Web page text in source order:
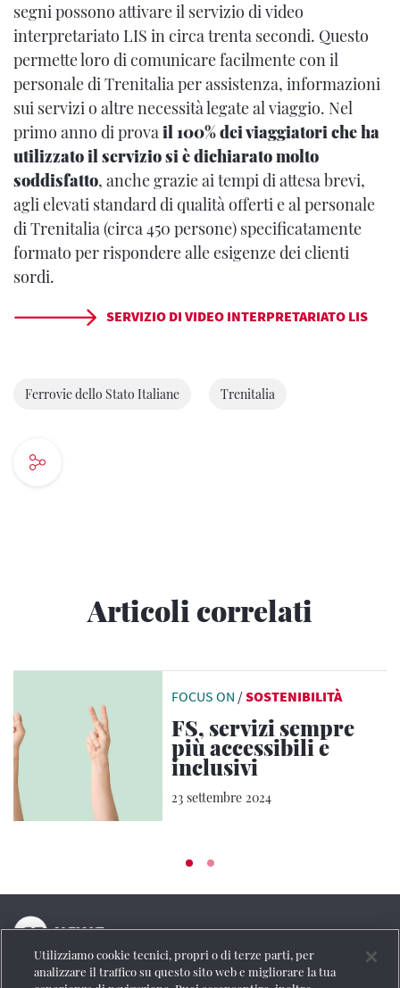
segni possono attivare il servizio di video
interpretariato LIS in circa trenta secondi. Questo
permette loro di comunicare facilmente con il
personale di Trenitalia per assistenza, informazioni
sui servizi o altre necessità legate al viaggio. Nel
primo anno di provail 100% dei viaggiatori che ha
utilizzato il servizio si è dichiarato molto
soddisfatto, anche grazie ai tempi di attesa brevi,
agli elevati standard di qualità offerti e al personale
di Trenitalia (circa 450 persone) specificatamente
formato per rispondere alle esigenze dei clienti
sordi.
SERVIZIO DI VIDEO INTERPRETARIATO LIS
Ferrovie dello Stato Italiane Trenitalia
Articoli correlati
FOCUS ON /SOSTENIBILITÀ
FS, servizi sempre
più accessibili e
inclusivi
23 settembre 2024
La testata online del Gruppo FS Italiane
Utilizziamo cookie tecnici, propri o di terze parti, per
analizzare il traffico su questo sito web e migliorare la tua